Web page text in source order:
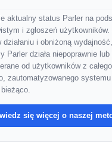
aktualny status Parler na
i zgłoszeń
działaniu i obniżoną
Parler działa niepoprawnie lub
od użytkowników z
zautomatyzowanego
się więcej o naszej